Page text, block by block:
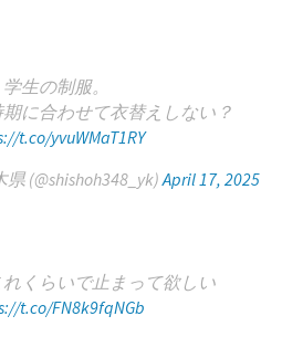
学生の制服。
に合わせて衣替えしない？
t.co/yvuWMaT1RY
(@shishoh348_yk)April 17, 2025
くらいで止まって欲しい
t.co/FN8k9fqNGb